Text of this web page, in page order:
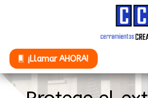
¡Llamar AHORA!